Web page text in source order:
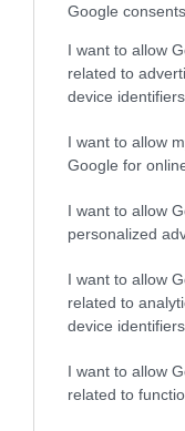
Google consents
I want to allow
related to
device
I want to allow
Google for
I want to allow
personalized
I want to allow
related to
device
I want to allow
related to